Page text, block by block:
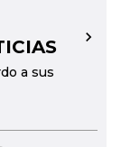
a sus
→